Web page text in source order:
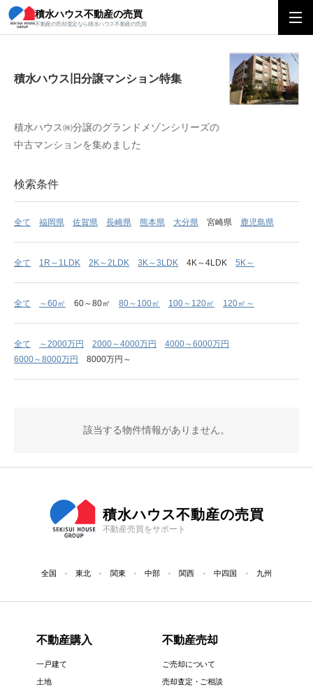
積水ハウス不動産の売買
不動産の売却査定なら積水ハウス不動産の売買
積水ハウス旧分譲マンション特集
積水ハウス旧分譲マンション特集
積水ハウス㈱分譲のグランドメゾンシリーズの
中古マンションを集めました
検索条件
全て 福岡県 佐賀県 長崎県 熊本県 大分県 宮崎県 鹿児島県
全て 1R～1LDK 2K～2LDK 3K～3LDK 4K～4LDK 5K～
全て ～60㎡ 60～80㎡ 80～100㎡ 100～120㎡ 120㎡～
全て ～2000万円 2000～4000万円
4000～6000万円
6000～8000万円
8000万円～
該当する物件情報がありません。
積水ハウス不動産の売買
不動産売買をサポート
全国 東北 関東 中部 関西 中四国 九州
不動産購入
一戸建て
土地
不動産売却
ご売却について
売却査定・ご相談